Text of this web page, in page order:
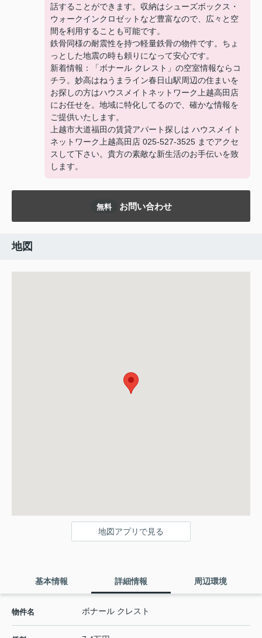
話することができます。収納はシューズボックス・
ウォークインクロゼットなど豊富なので、広々と空
間を利用することも可能です。
鉄骨同様の耐震性を持つ軽量鉄骨の物件です。ちょ
っとした地震の時も頼りになって安心です。
新着情報：「ボナール クレスト」の空室情報ならコ
チラ。妙高はねうまライン春日山駅周辺の住まいを
お探しの方はハウスメイトネットワーク上越高田店
にお任せを。地域に特化してるので、確かな情報を
ご提供いたします。
上越市大道福田の賃貸アパート探しは ハウスメイト
ネットワーク上越高田店 025-527-3525 までアクセ
スして下さい。貴方の素敵な新生活のお手伝いを致
します。
無料 お問い合わせ
地図
地図アプリで見る
基本情報 詳細情報 周辺環境
物件名 ボナール クレスト